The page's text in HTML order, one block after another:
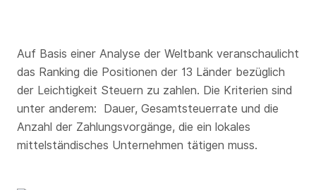
Auf Basis einer Analyse der Weltbank veranschaulicht
das Ranking die Positionen der 13 Länder bezüglich
der Leichtigkeit Steuern zu zahlen. Die Kriterien sind
unter anderem: Dauer, Gesamtsteuerrate und die
Anzahl der Zahlungsvorgänge, die ein lokales
mittelständisches Unternehmen tätigen muss.